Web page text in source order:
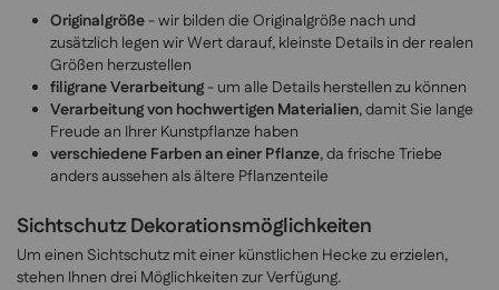
Originalgröße - wir bilden die Originalgröße nach und
zusätzlich legen wir Wert darauf, kleinste Details in der realen
Größen herzustellen
filigrane Verarbeitung - um alle Details herstellen zu können
Verarbeitung von hochwertigen Materialien, damit Sie lange
Freude an Ihrer Kunstpflanze haben
verschiedene Farben an einer Pflanze, da frische Triebe
anders aussehen als ältere Pflanzenteile
Sichtschutz Dekorationsmöglichkeiten
Um einen Sichtschutz mit einer künstlichen Hecke zu erzielen,
stehen Ihnen drei Möglichkeiten zur Verfügung.